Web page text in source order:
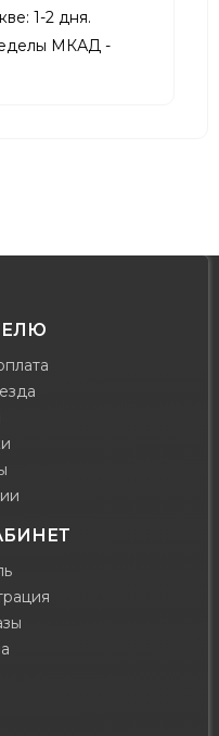
1-2 дня.
МКАД -